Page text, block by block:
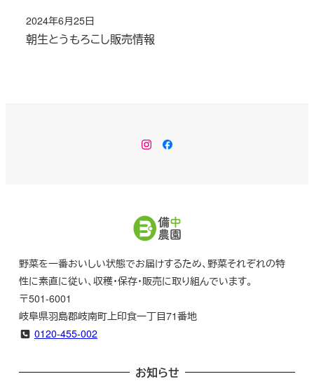
朝生とうもろこし販売情報
投稿日
2024年6月25日
InstagramFacebook
野菜を一番おいしい状態でお届けするため、野菜それぞれの特
性に素直に従い、収穫・保存・販売に取り組んでいます。
〒501-6001
岐阜県羽島郡岐南町上印食一丁目71番地
0120-455-002
お知らせ